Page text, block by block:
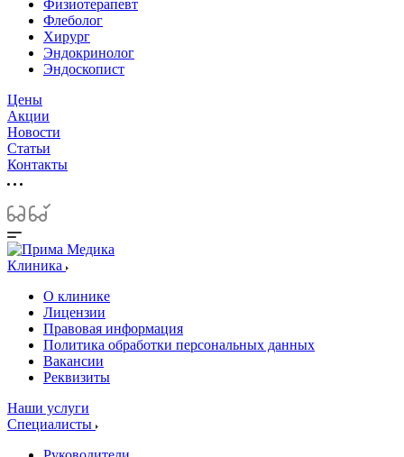
Физиотерапевт
Флеболог
Хирург
Эндокринолог
Эндоскопист
Цены
Акции
Новости
Статьи
Контакты
Клиника
О клинике
Лицензии
Правовая информация
Политика обработки персональных данных
Вакансии
Реквизиты
Наши услуги
Специалисты